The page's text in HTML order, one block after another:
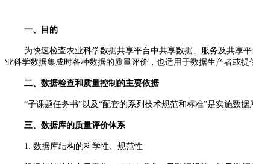
一、目的
为快速检查农业科学数据共享平台中共享数据、服务及共享
业科学数据集成时各种数据的质量评价，也适用于数据生产者或
二、数据检查和质量控制的主要依据
“子课题任务书”以及“配套的系列技术规范和标准”是实施数据
三、数据库的质量评价体系
1. 数据库结构的科学性、规范性